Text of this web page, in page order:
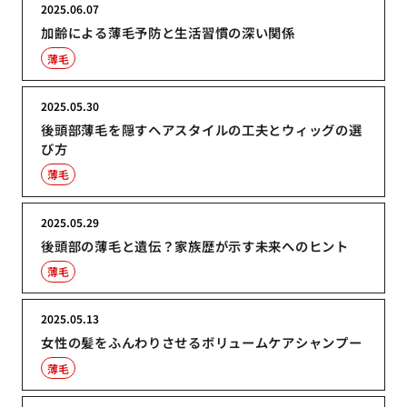
加齢による薄毛予防と生活習慣の深い関係
2025.06.07
薄毛
後頭部薄毛を隠すヘアスタイルの工夫とウィッグの選
び方
2025.05.30
薄毛
後頭部の薄毛と遺伝？家族歴が示す未来へのヒント
2025.05.29
薄毛
女性の髪をふんわりさせるボリュームケアシャンプー
2025.05.13
薄毛